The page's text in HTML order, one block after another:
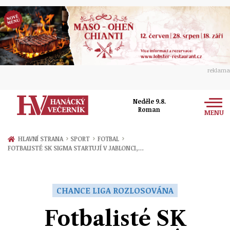
reklama
Neděle 9.8.
Roman
MENU
Zprávy
Ekonomika
HLAVNÍ STRANA › SPORT › FOTBAL ›
FOTBALISTÉ SK SIGMA STARTUJÍ V JABLONCI,…
CHANCE LIGA ROZLOSOVÁNA
Fotbalisté SK